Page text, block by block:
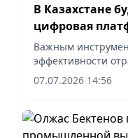
В Казахстане
цифровая
Важным
эффективности
трансформация,
07.07.2026 14:56